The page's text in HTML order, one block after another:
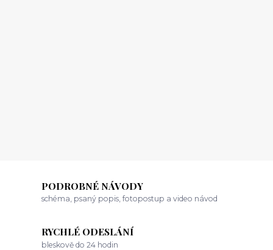
PODROBNÉ NÁVODY
schéma, psaný popis, fotopostup a video návod
RYCHLÉ ODESLÁNÍ
bleskově do 24 hodin